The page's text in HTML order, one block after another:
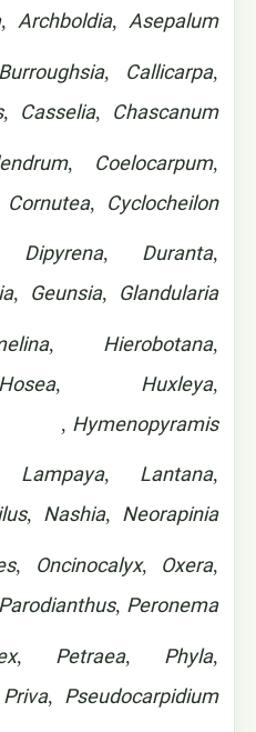
,Archboldia,Asepalum
Burroughsia, Callicarpa,
, Casselia, Chascanum
, Coelocarpum,
Cornutea, Cyclocheilon
Dipyrena, Duranta,
, Geunsia, Glandularia
, Hierobotana,
Hosea, Huxleya,
Hymenopyramis
,
Lampaya, Lantana,
, Nashia, Neorapinia
, Oncinocalyx, Oxera,
Parodianthus, Peronema
, Petraea, Phyla,
Priva, Pseudocarpidium